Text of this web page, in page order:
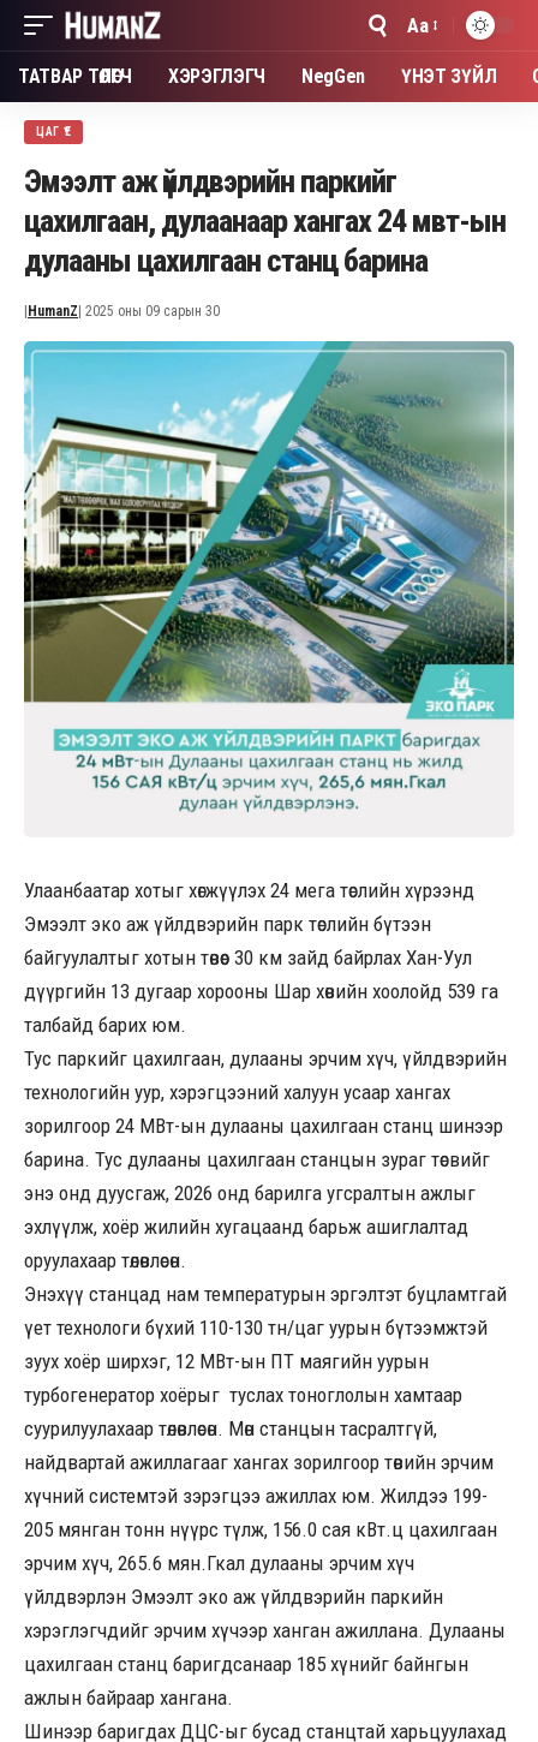
Font
Resizer
Aa
ТАТВАР ТӨЛӨГЧ ХЭРЭГЛЭГЧ NegGen ҮНЭТ ЗҮЙЛ
ЦАГ ҮЕ
Эмээлт аж үйлдвэрийн паркийг
цахилгаан, дулаанаар хангах 24 мвт-ын
дулааны цахилгаан станц барина
HumanZ | 2025 оны 09 сарын 30
Улаанбаатар хотыг хөгжүүлэх 24 мега төслийн хүрээнд
Эмээлт эко аж үйлдвэрийн парк төслийн бүтээн
байгуулалтыг хотын төвөөс 30 км зайд байрлах Хан-Уул
дүүргийн 13 дугаар хорооны Шар хөвийн хоолойд 539 га
талбайд барих юм.
Тус паркийг цахилгаан, дулааны эрчим хүч, үйлдвэрийн
технологийн уур, хэрэгцээний халуун усаар хангах
зорилгоор 24 МВт-ын дулааны цахилгаан станц шинээр
барина. Тус дулааны цахилгаан станцын зураг төсвийг
энэ онд дуусгаж, 2026 онд барилга угсралтын ажлыг
эхлүүлж, хоёр жилийн хугацаанд барьж ашиглалтад
оруулахаар төлөвлөсөн.
Энэхүү станцад нам температурын эргэлтэт буцламтгай
үет технологи бүхий 110-130 тн/цаг уурын бүтээмжтэй
зуух хоёр ширхэг, 12 МВт-ын ПТ маягийн уурын
турбогенератор хоёрыг туслах тоноглолын хамтаар
суурилуулахаар төлөвлөсөн. Мөн станцын тасралтгүй,
найдвартай ажиллагааг хангах зорилгоор төвийн эрчим
хүчний системтэй зэрэгцээ ажиллах юм. Жилдээ 199-
205 мянган тонн нүүрс түлж, 156.0 сая кВт.ц цахилгаан
эрчим хүч, 265.6 мян.Гкал дулааны эрчим хүч
үйлдвэрлэн Эмээлт эко аж үйлдвэрийн паркийн
хэрэглэгчдийг эрчим хүчээр ханган ажиллана. Дулааны
цахилгаан станц баригдсанаар 185 хүнийг байнгын
ажлын байраар хангана.
Шинээр баригдах ДЦС-ыг бусад станцтай харьцуулахад